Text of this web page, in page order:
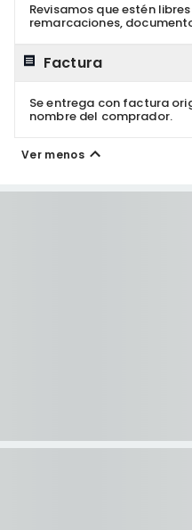
Revisamos que estén
remarcaciones,
Factura
Se entrega con factura
nombre del comprador.
Ver menos